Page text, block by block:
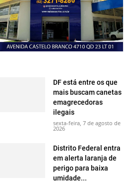
DF está entre os que
mais buscam canetas
emagrecedoras
ilegais
sexta-feira, 7 de agosto de
2026
Distrito Federal entra
em alerta laranja de
perigo para baixa
umidade...